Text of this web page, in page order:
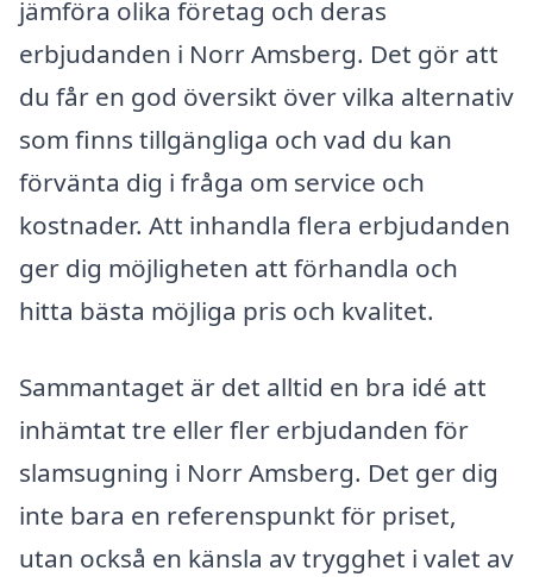
jämföra olika företag och deras
erbjudanden i Norr Amsberg. Det gör att
du får en god översikt över vilka alternativ
som finns tillgängliga och vad du kan
förvänta dig i fråga om service och
kostnader. Att inhandla flera erbjudanden
ger dig möjligheten att förhandla och
hitta bästa möjliga pris och kvalitet.
Sammantaget är det alltid en bra idé att
inhämtat tre eller fler erbjudanden för
slamsugning i Norr Amsberg. Det ger dig
inte bara en referenspunkt för priset,
utan också en känsla av trygghet i valet av